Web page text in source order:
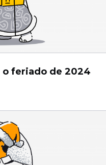
o feriado de 2024